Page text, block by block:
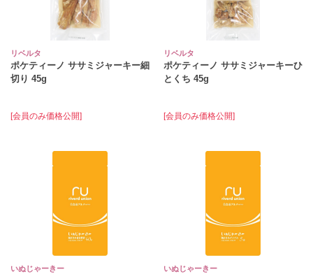
リベルタ
ポケティーノ ササミジャーキー細
切り 45g
[会員のみ価格公開]
リベルタ
ポケティーノ ササミジャーキーひ
とくち 45g
[会員のみ価格公開]
いぬじゃーきー いぬじゃーきー